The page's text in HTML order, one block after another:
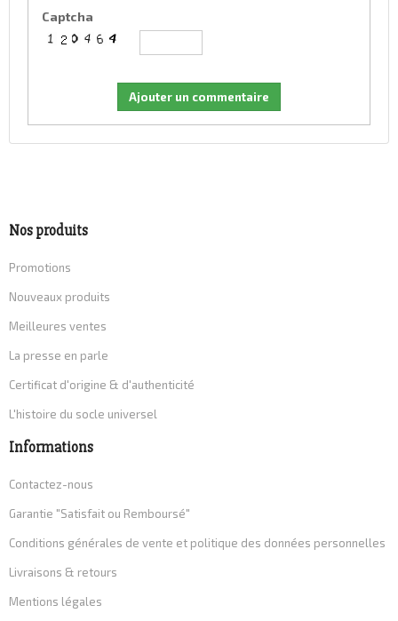
Captcha
Nos produits
Promotions
Nouveaux produits
Meilleures ventes
La presse en parle
Certificat d'origine & d'authenticité
L'histoire du socle universel
Informations
Contactez-nous
Garantie "Satisfait ou Remboursé"
Conditions générales de vente et politique des données personnelles
Livraisons & retours
Mentions légales